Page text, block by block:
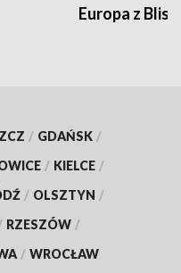
Europa z
/ GDAŃSK /
/ KIELCE /
/ OLSZTYN /
RZESZÓW /
/ WROCŁAW